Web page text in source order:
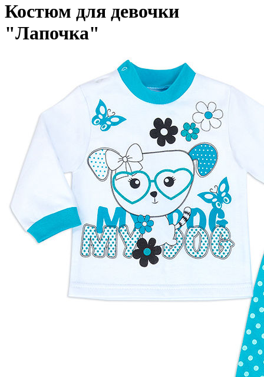
Костюм для девочки
"Лапочка"